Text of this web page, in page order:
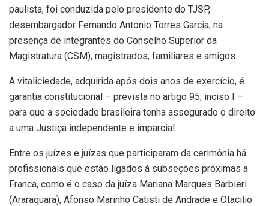
paulista, foi conduzida pelo presidente do TJSP,
desembargador Fernando Antonio Torres Garcia, na
presença de integrantes do Conselho Superior da
Magistratura (CSM), magistrados, familiares e amigos.
A vitaliciedade, adquirida após dois anos de exercício, é
garantia constitucional – prevista no artigo 95, inciso I –
para que a sociedade brasileira tenha assegurado o direito
a uma Justiça independente e imparcial.
Entre os juízes e juízas que participaram da cerimônia há
profissionais que estão ligados à subseções próximas a
Franca, como é o caso da juíza Mariana Marques Barbieri
(Araraquara), Afonso Marinho Catisti de Andrade e Otacilio